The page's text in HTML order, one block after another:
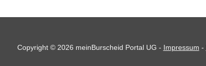
Copyright © 2026 meinBurscheid Portal UG - Impressum -